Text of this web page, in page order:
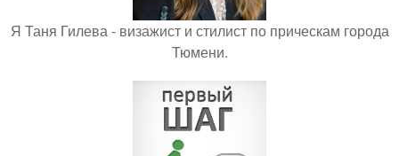
Я Таня Гилева - визажист и стилист по прическам города
Тюмени.